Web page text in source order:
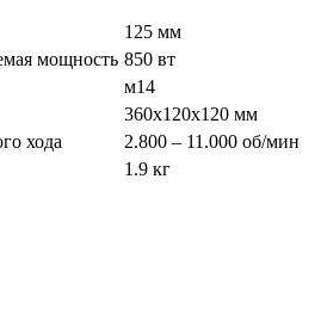
125 мм
мощность 850 вт
м14
360х120х120 мм
хода
2.800 – 11.000 об/мин
1.9 кг